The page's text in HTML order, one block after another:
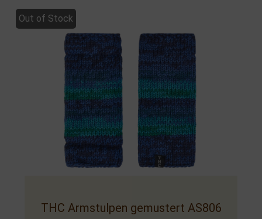
Out of Stock
THC Armstulpen gemustert AS806